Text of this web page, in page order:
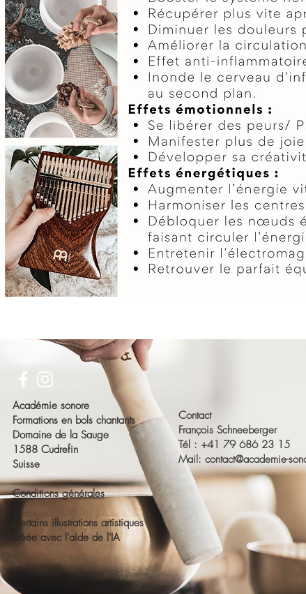
Académie sonore
Formations en bols chantants
Domaine de la Sauge
1588 Cudrefin
Suisse
Conditions générales
Certains illustrations artistiques
créée avec l'aide de l'IA
Contact
François Schneeberger
Tél : +41 79 686 23 15
Mail: contact@academie-